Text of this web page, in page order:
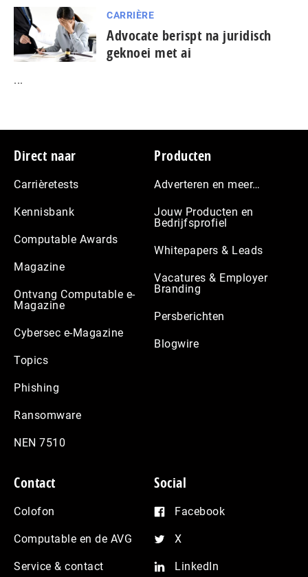
CARRIÈRE
Advocate berispt na juridisch
geknoei met ai
...
Footer
Direct naar
Carrièretests
Kennisbank
Computable Awards
Magazine
Ontvang Computable e-
Magazine
Cybersec e-Magazine
Topics
Phishing
Ransomware
NEN 7510
Producten
Adverteren en meer…
Jouw Producten en
Bedrijfsprofiel
Whitepapers & Leads
Vacatures & Employer
Branding
Persberichten
Blogwire
Contact
Colofon
Computable en de AVG
Service & contact
Social
Facebook
X
LinkedIn